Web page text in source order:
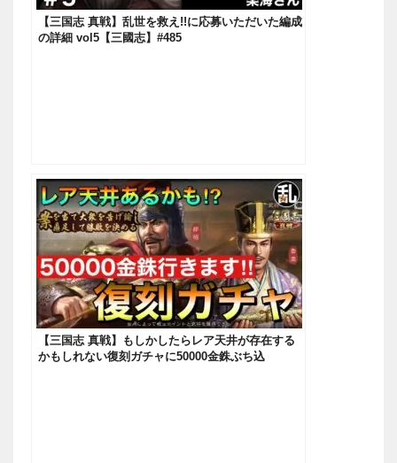
【三国志 真戦】乱世を救え!!に応募いただいた編成
の詳細 vol5【三國志】#485
【三国志 真戦】もしかしたらレア天井が存在する
かもしれない復刻ガチャに50000金銖ぶち込